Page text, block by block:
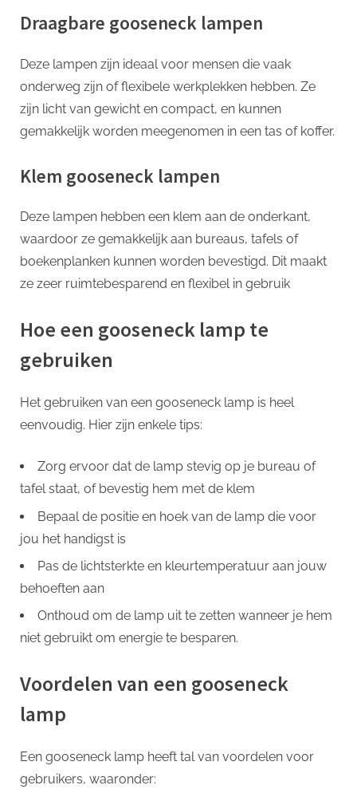
Draagbare gooseneck lampen
Deze lampen zijn ideaal voor mensen die vaak
onderweg zijn of flexibele werkplekken hebben. Ze
zijn licht van gewicht en compact, en kunnen
gemakkelijk worden meegenomen in een tas of koffer.
Klem gooseneck lampen
Deze lampen hebben een klem aan de onderkant,
waardoor ze gemakkelijk aan bureaus, tafels of
boekenplanken kunnen worden bevestigd. Dit maakt
ze zeer ruimtebesparend en flexibel in gebruik
Hoe een gooseneck lamp te
gebruiken
Het gebruiken van een gooseneck lamp is heel
eenvoudig. Hier zijn enkele tips:
Zorg ervoor dat de lamp stevig op je bureau of
tafel staat, of bevestig hem met de klem
Bepaal de positie en hoek van de lamp die voor
jou het handigst is
Pas de lichtsterkte en kleurtemperatuur aan jouw
behoeften aan
Onthoud om de lamp uit te zetten wanneer je hem
niet gebruikt om energie te besparen.
Voordelen van een gooseneck
lamp
Een gooseneck lamp heeft tal van voordelen voor
gebruikers, waaronder: